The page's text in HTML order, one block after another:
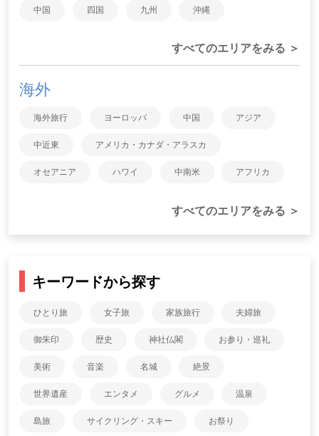
中国 四国 九州 沖縄
すべてのエリアをみる ＞
海外
海外旅行 ヨーロッパ 中国 アジア
中近東 アメリカ・カナダ・アラスカ
オセアニア ハワイ 中南米 アフリカ
すべてのエリアをみる ＞
キーワードから探す
ひとり旅 女子旅 家族旅行 夫婦旅
御朱印 歴史 神社仏閣 お参り・巡礼
美術 音楽 名城 絶景
世界遺産 エンタメ グルメ 温泉
島旅 サイクリング・スキー お祭り